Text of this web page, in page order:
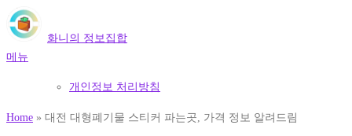
내
용
으
화니의 정보집합
메뉴
개인정보 처리방침
Home » 대전 대형폐기물 스티커 파는곳, 가격 정보 알려드림